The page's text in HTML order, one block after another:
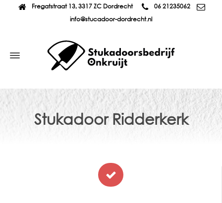
Fregatstraat 13, 3317 ZC Dordrecht
06 21235062
info@stucadoor-dordrecht.nl
Stukadoor Ridderkerk